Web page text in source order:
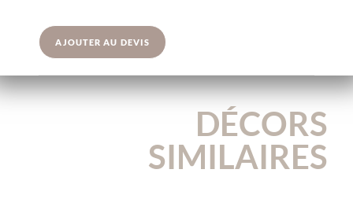
AJOUTER AU DEVIS
DÉCORS
SIMILAIRES